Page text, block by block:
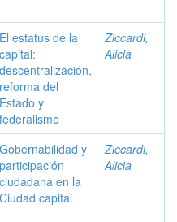
El estatus de la
capital:
descentralización,
reforma del
Estado y
federalismo
Ziccardi,
Alicia
Gobernabilidad y
participación
ciudadana en la
Ciudad capital
Ziccardi,
Alicia